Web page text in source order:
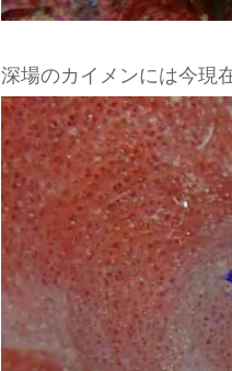
深場のカイメンには今現